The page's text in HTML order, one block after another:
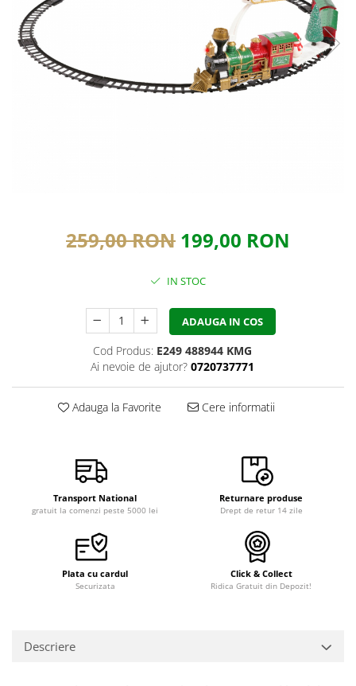
259,00 RON 199,00 RON
IN STOC
ADAUGA IN COS
Cod Produs: E249 488944 KMG
Ai nevoie de ajutor? 0720737771
Adauga la Favorite Cere informatii
Transport National
gratuit la comenzi peste 5000 lei
Returnare produse
Drept de retur 14 zile
Plata cu cardul
Securizata
Click & Collect
Ridica Gratuit din Depozit!
Descriere